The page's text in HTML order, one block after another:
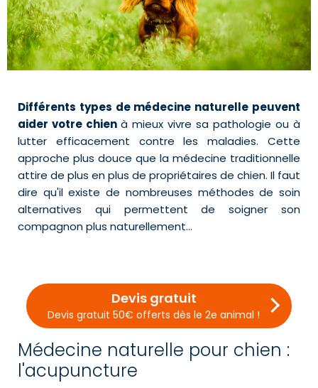
Différents types de médecine naturelle peuvent
aider votre chien à mieux vivre sa pathologie ou à
lutter efficacement contre les maladies. Cette
approche plus douce que la médecine traditionnelle
attire de plus en plus de propriétaires de chien. Il faut
dire qu'il existe de nombreuses méthodes de soin
alternatives qui permettent de soigner son
compagnon plus naturellement…
Devis gratuit
Devis gratuit 50€ offerts dès le 2e animal !
Médecine naturelle pour chien :
l'acupuncture